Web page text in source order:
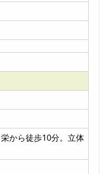
から徒歩10分。立体